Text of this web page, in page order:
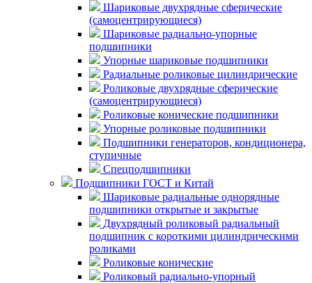
Шариковые двухрядные сферические
(самоцентрирующиеся)
Шариковые радиально-упорные
подшипники
Упорные шариковые подшипники
Радиальные роликовые цилиндрические
Роликовые двухрядные сферические
(самоцентрирующиеся)
Роликовые конические подшипники
Упорные роликовые подшипники
Подшипники генераторов, кондиционера,
ступичные
Спецподшипники
Подшипники ГОСТ и Китай
Шариковые радиальные однорядные
подшипники открытые и закрытые
Двухрядный роликовый радиальный
подшипник с короткими цилиндрическими
роликами
Роликовые конические
Роликовый радиально-упорный